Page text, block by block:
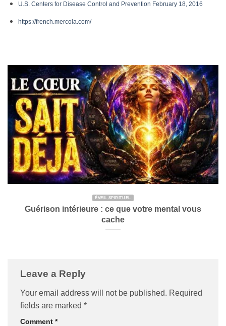
U.S. Centers for Disease Control and Prevention February 18, 2016
https://french.mercola.com/
ÉVEIL SPIRITUEL
Guérison intérieure : ce que votre mental vous
cache
Leave a Reply
Your email address will not be published. Required
fields are marked *
Comment *